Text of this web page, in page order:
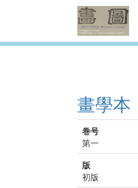
畫學本
巻号
第一
版
初版